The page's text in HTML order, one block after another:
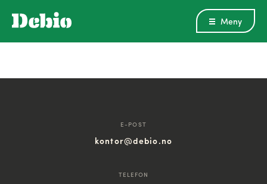
E-POST
kontor@debio.no
TELEFON
Meny